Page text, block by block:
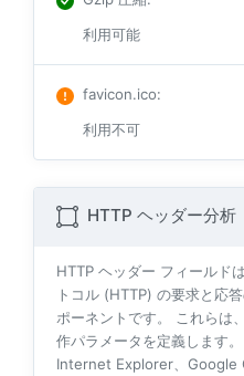
利用可能
favicon.ico:
利用不可
HTTP ヘッダー分析
HTTP ヘッダー フィールド
トコル (HTTP) の要求と応
ポーネントです。 これらは
作パラメータを定義します
Internet Explorer、Google